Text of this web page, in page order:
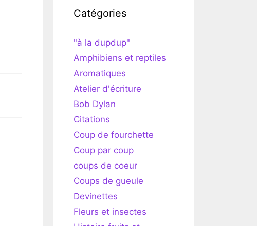
Catégories
"à la dupdup"
Amphibiens et reptiles
Aromatiques
Atelier d'écriture
Bob Dylan
Citations
Coup de fourchette
Coup par coup
coups de coeur
Coups de gueule
Devinettes
Fleurs et insectes